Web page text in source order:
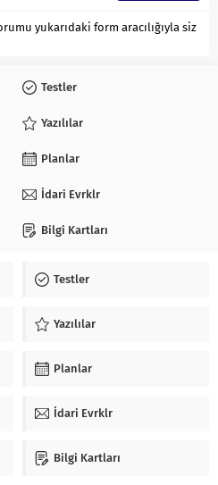
yukarıdaki form aracılığıyla siz
Testler
Yazılılar
Planlar
İdari Evrklr
Bilgi Kartları
Testler
Yazılılar
Planlar
İdari Evrklr
Bilgi Kartları